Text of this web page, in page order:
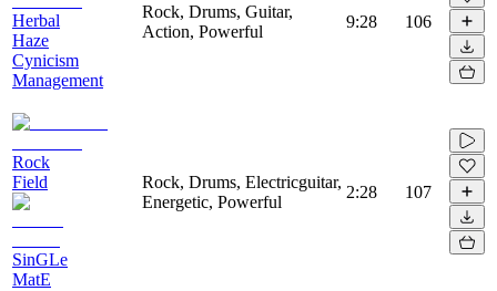
Herbal
Haze
Cynicism
Management
Rock, Drums, Guitar,
Action, Powerful
9:28 106
Rock
Field
SinGLe
MatE
Rock, Drums, Electricguitar,
Energetic, Powerful
2:28 107